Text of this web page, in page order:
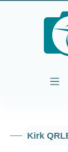
Saltar al
Kirk